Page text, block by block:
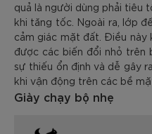
quả là người dùng phải tiêu
khi tăng tốc. Ngoài ra, lớp
cảm giác mặt đất. Điều này
được các biến đổi nhỏ trên
sự thiếu ổn định và dễ gây
khi vận động trên các bề
Giày chạy bộ nhẹ